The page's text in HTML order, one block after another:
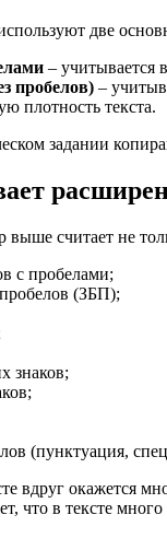
две
– учитывается
пробелов) –
плотность текста.
задании
выше считает не
с пробелами;
(ЗБП);
знаков;
(пунктуация,
вдруг окажется
что в тексте